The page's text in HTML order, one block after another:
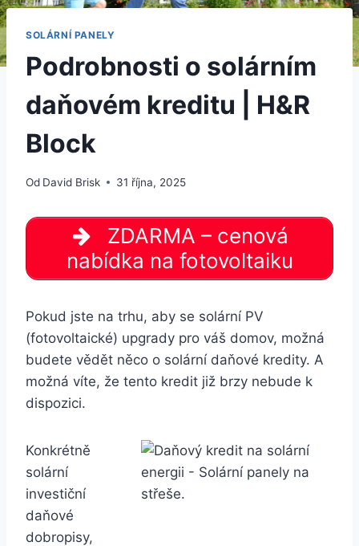
SOLÁRNÍ PANELY
Podrobnosti o solárním
daňovém kreditu | H&R
Block
Od David Brisk 31 října, 2025
ZDARMA – cenová
nabídka na fotovoltaiku
Pokud jste na trhu, aby se solární PV
(fotovoltaické) upgrady pro váš domov, možná
budete vědět něco o solární daňové kredity. A
možná víte, že tento kredit již brzy nebude k
dispozici.
Konkrétně
solární
investiční
daňové
dobropisy,